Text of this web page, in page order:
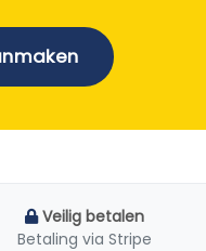
Veilig betalen
Betaling via Stripe